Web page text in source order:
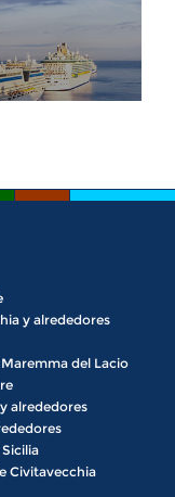
y alrededores
Maremma del Lacio
alrededores
Civitavecchia